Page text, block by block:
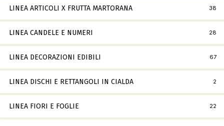
LINEA ARTICOLI X FRUTTA MARTORANA 38
LINEA CANDELE E NUMERI 28
LINEA DECORAZIONI EDIBILI 67
LINEA DISCHI E RETTANGOLI IN CIALDA 2
LINEA FIORI E FOGLIE 22